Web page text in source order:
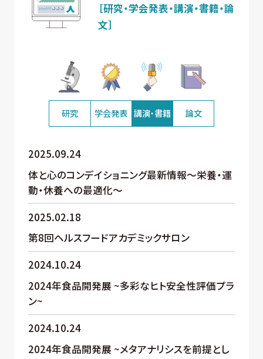
［研究・学会発表・講演・書籍・論
文］
研究 学会発表 講演・書籍 論文
2025.09.24
体と心のコンデイショニング最新情報～栄養・運
動・休養への最適化～
2025.02.18
第8回ヘルスフードアカデミックサロン
2024.10.24
2024年食品開発展 ~多彩なヒト安全性評価プラ
ン~
2024.10.24
2024年食品開発展 ~メタアナリシスを前提とし